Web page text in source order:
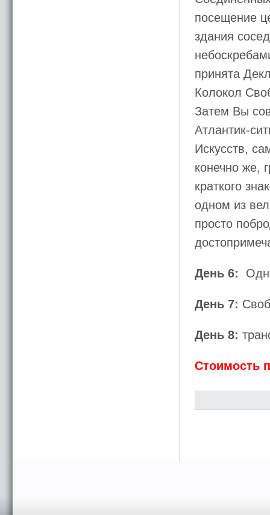
посещение
здания
принята
Колокол
Затем Вы
Атлантик-
Искусств,
конечно же,
краткого
одном из
просто
День 6:
День 7:
День 8:
Стоимость